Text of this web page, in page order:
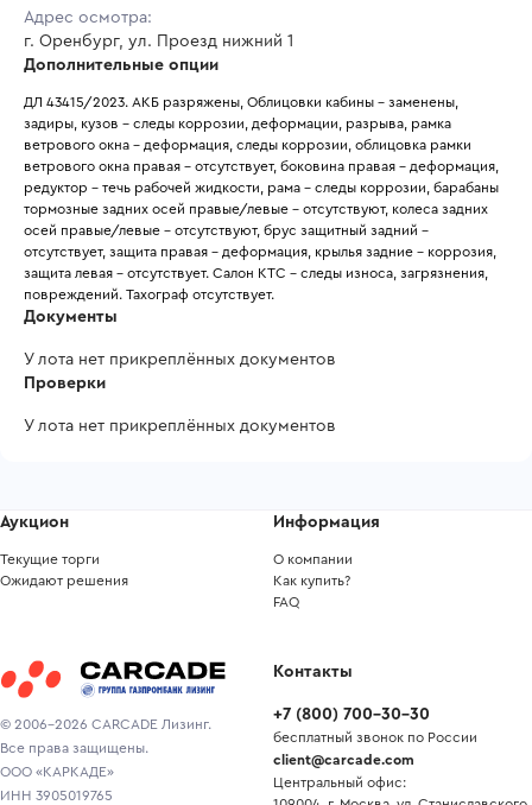
Адрес осмотра:
г. Оренбург, ул. Проезд нижний 1
Дополнительные опции
ДЛ 43415/2023. АКБ разряжены, Облицовки кабины - заменены,
задиры, кузов - следы коррозии, деформации, разрыва, рамка
ветрового окна - деформация, следы коррозии, облицовка рамки
ветрового окна правая - отсутствует, боковина правая - деформация,
редуктор - течь рабочей жидкости, рама - следы коррозии, барабаны
тормозные задних осей правые/левые - отсутствуют, колеса задних
осей правые/левые - отсутствуют, брус защитный задний -
отсутствует, защита правая - деформация, крылья задние - коррозия,
защита левая - отсутствует. Салон КТС - следы износа, загрязнения,
повреждений. Тахограф отсутствует.
Документы
У лота нет прикреплённых документов
Проверки
У лота нет прикреплённых документов
© 2006-2026 CARCADE Лизинг.
Все права защищены.
ООО «КАРКАДЕ»
ИНН 3905019765
Аукцион
Текущие торги
Ожидают решения
Информация
О компании
Как купить?
FAQ
Контакты
+7 (800) 700-30-30
бесплатный звонок по России
client@carcade.com
Центральный офис: